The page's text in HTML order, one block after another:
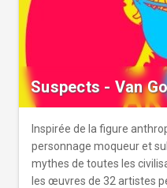
histoire de l’art vécue,
et de correspondances.
Suspects - Van
Inspirée de la figure
personnage moqueur et
mythes de toutes les
les œuvres de 32 artistes